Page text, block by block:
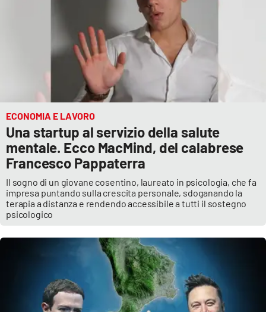
ECONOMIA E LAVORO
Una startup al servizio della salute
mentale. Ecco MacMind, del calabrese
Francesco Pappaterra
Il sogno di un giovane cosentino, laureato in psicologia, che fa
impresa puntando sulla crescita personale, sdoganando la
terapia a distanza e rendendo accessibile a tutti il sostegno
psicologico